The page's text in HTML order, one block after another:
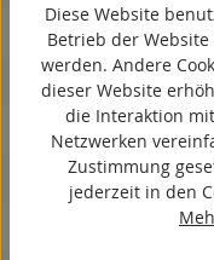
ESD
elektrisch leitfähig
hitzebeständig
autoklaventauglich
Diese Website
Betrieb der
werden. Andere
dieser Website
die Interaktion
Netzwerken
Zustimmung
jederzeit in den